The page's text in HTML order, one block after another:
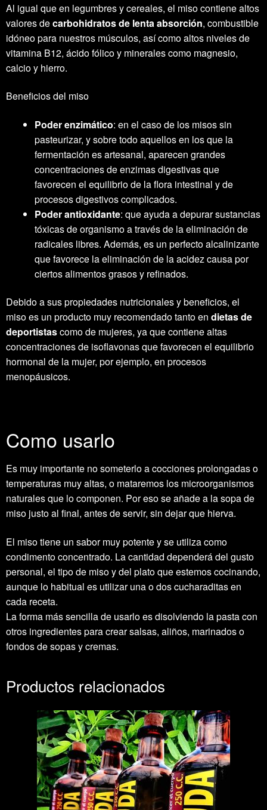
Al igual que en legumbres y cereales, el miso contiene altos
valores decarbohidratos de lenta absorción, combustible
idóneo para nuestros músculos, así como altos niveles de
vitamina B12, ácido fólico y minerales como magnesio,
calcio y hierro.
Beneficios del miso
Poder enzimático: en el caso de los misos sin
pasteurizar, y sobre todo aquellos en los que la
fermentación es artesanal, aparecen grandes
concentraciones de enzimas digestivas que
favorecen el equilibrio de la flora intestinal y de
procesos digestivos complicados.
Poder antioxidante: que ayuda a depurar sustancias
tóxicas de organismo a través de la eliminación de
radicales libres. Además, es un perfecto alcalinizante
que favorece la eliminación de la acidez causa por
ciertos alimentos grasos y refinados.
Debido a sus propiedades nutricionales y beneficios, el
miso es un producto muy recomendado tanto en dietas de
deportistascomo de mujeres, ya que contiene altas
concentraciones de isoflavonas que favorecen el equilibrio
hormonal de la mujer, por ejemplo, en procesos
menopáusicos.
Como usarlo
Es muy importante no someterlo a cocciones prolongadas o
temperaturas muy altas, o mataremos los microorganismos
naturales que lo componen. Por eso se añade a la sopa de
miso justo al final, antes de servir, sin dejar que hierva.
El miso tiene un sabor muy potente y se utiliza como
condimento concentrado. La cantidad dependerá del gusto
personal, el tipo de miso y del plato que estemos cocinando,
aunque lo habitual es utilizar una o dos cucharaditas en
cada receta.
La forma más sencilla de usarlo es disolviendo la pasta con
otros ingredientes para crear salsas, aliños, marinados o
fondos de sopas y cremas.
Productos relacionados